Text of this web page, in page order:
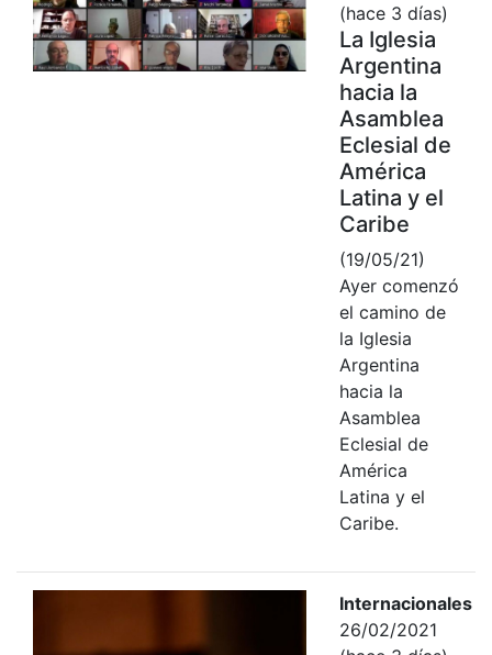
(hace 3 días)
La Iglesia
Argentina
hacia la
Asamblea
Eclesial de
América
Latina y el
Caribe
(19/05/21)
Ayer comenzó
el camino de
la Iglesia
Argentina
hacia la
Asamblea
Eclesial de
América
Latina y el
Caribe.
Internacionales
26/02/2021